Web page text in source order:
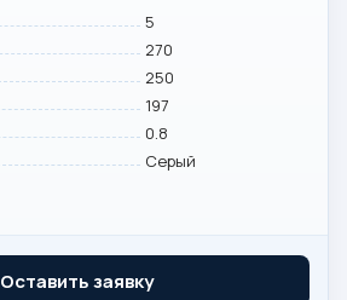
5
270
250
197
0.8
Серый
Оставить заявку